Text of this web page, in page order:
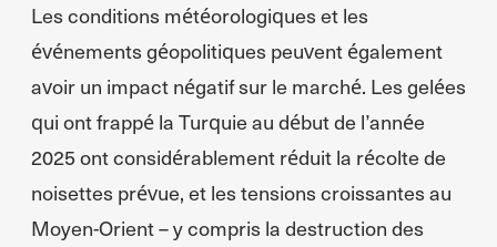
Les conditions météorologiques et les
événements géopolitiques peuvent également
avoir un impact négatif sur le marché. Les gelées
qui ont frappé la Turquie au début de l’année
2025 ont considérablement réduit la récolte de
noisettes prévue, et les tensions croissantes au
Moyen-Orient – y compris la destruction des